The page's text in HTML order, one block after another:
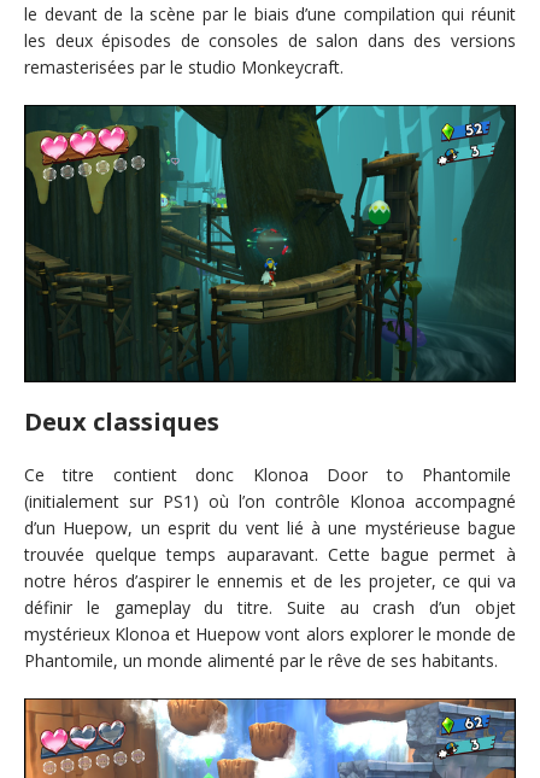
le devant de la scène par le biais d’une compilation qui réunit
les deux épisodes de consoles de salon dans des versions
remasterisées par le studio Monkeycraft.
Deux classiques
Ce titre contient donc Klonoa Door to Phantomile
(initialement sur PS1) où l’on contrôle Klonoa accompagné
d’un Huepow, un esprit du vent lié à une mystérieuse bague
trouvée quelque temps auparavant. Cette bague permet à
notre héros d’aspirer le ennemis et de les projeter, ce qui va
définir le gameplay du titre. Suite au crash d’un objet
mystérieux Klonoa et Huepow vont alors explorer le monde de
Phantomile, un monde alimenté par le rêve de ses habitants.